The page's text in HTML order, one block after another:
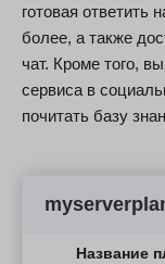
готовая ответить
более, а также
чат. Кроме того,
сервиса в
почитать базу
Название